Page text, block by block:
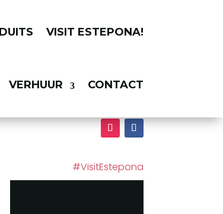
VISIT ESTEPONA!
VERHUUR CONTACT
#VisitEstepona